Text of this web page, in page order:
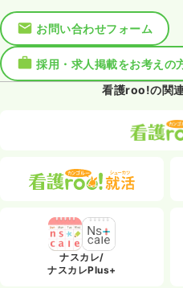
お問い合わせフォーム
採用・求人掲載をお考えの
看護roo!の関
ナスカレ/
ナスカレPlus+